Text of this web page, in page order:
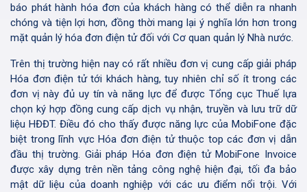
báo phát hành hóa đơn của khách hàng có thể diễn ra nhanh
chóng và tiện lợi hơn, đồng thời mang lại ý nghĩa lớn hơn trong
mặt quản lý hóa đơn điện tử đối với Cơ quan quản lý Nhà nước.
Trên thị trường hiện nay có rất nhiều đơn vị cung cấp giải pháp
Hóa đơn điện tử tới khách hàng, tuy nhiên chỉ số ít trong các
đơn vị này đủ uy tín và năng lực để được Tổng cục Thuế lựa
chọn ký hợp đồng cung cấp dịch vụ nhận, truyền và lưu trữ dữ
liệu HĐĐT. Điều đó cho thấy được năng lực của MobiFone đặc
biệt trong lĩnh vực Hóa đơn điện tử thuộc top các đơn vị dẫn
đầu thị trường. Giải pháp Hóa đơn điện tử MobiFone Invoice
được xây dựng trên nền tảng công nghệ hiện đại, tối đa bảo
mật dữ liệu của doanh nghiệp với các ưu điểm nổi trội. Với